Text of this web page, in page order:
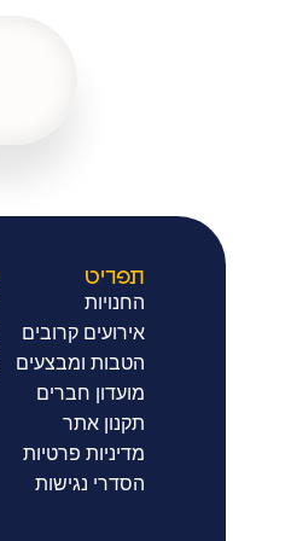
תפריט
החנויות
אירועים קרובים
הטבות ומבצעים
מועדון חברים
תקנון אתר
מדיניות פרטיות
הסדרי נגישות